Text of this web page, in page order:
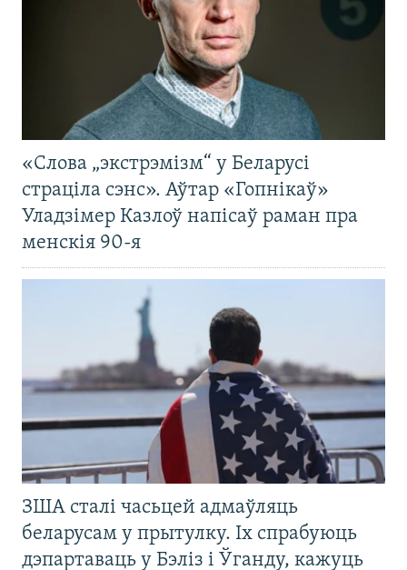
«Слова „экстрэмізм“ у Беларусі
страціла сэнс». Аўтар «Гопнікаў»
Уладзімер Казлоў напісаў раман пра
менскія 90-я
ЗША сталі часьцей адмаўляць
беларусам у прытулку. Іх спрабуюць
дэпартаваць у Бэліз і Ўганду, кажуць